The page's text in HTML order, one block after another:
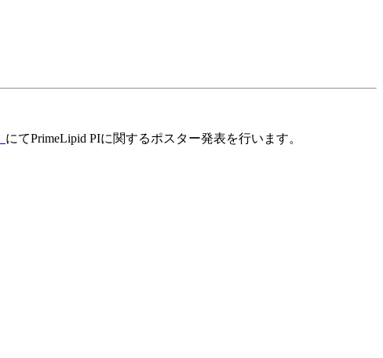
にてPrimeLipid PIに関するポスター発表を行います。